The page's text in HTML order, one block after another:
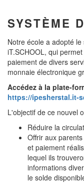
SYSTÈME
Notre école a adopté
iT.SCHOOL, qui
paiement de divers
monnaie électronique
Accédez à la plate-
https://ipesherstal.it-
L'objectif de ce nouvel
Réduire la
Offrir aux
et paiement
lequel ils
informations
le solde